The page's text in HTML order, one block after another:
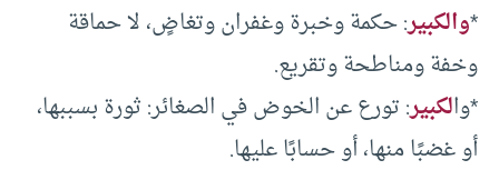
*والكبير: حكمة وخبرة وغفران وتغاضٍ، لا حماقة
وخفة ومناطحة وتقريع.
*والكبير: تورع عن الخوض في الصغائر: ثورة بسببها،
أو غضبًا منها، أو حسابًا عليها.